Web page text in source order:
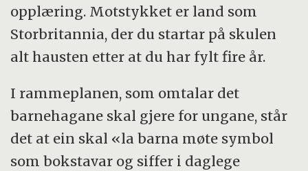
opplæring. Motstykket er land som
Storbritannia, der du startar på skulen
alt hausten etter at du har fylt fire år.
I rammeplanen, som omtalar det
barnehagane skal gjere for ungane, står
det at ein skal «la barna møte symbol
som bokstavar og siffer i daglege